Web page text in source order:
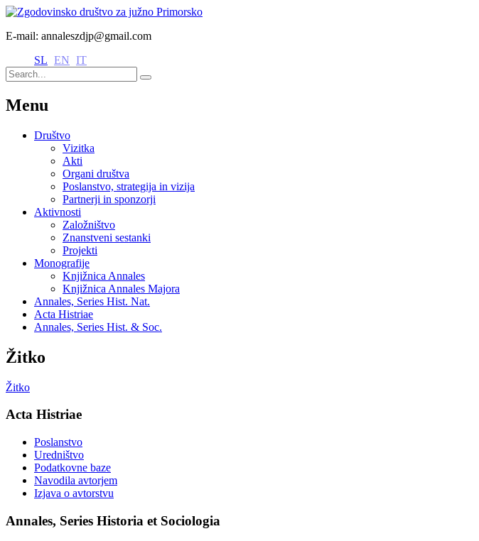
E-mail: annaleszdjp@gmail.com
SL EN IT
Menu
Društvo
Vizitka
Akti
Organi društva
Poslanstvo, strategija in vizija
Partnerji in sponzorji
Aktivnosti
Založništvo
Znanstveni sestanki
Projekti
Monografije
Knjižnica Annales
Knjižnica Annales Majora
Annales, Series Hist. Nat.
Acta Histriae
Annales, Series Hist. & Soc.
Žitko
Žitko
Acta Histriae
Poslanstvo
Uredništvo
Podatkovne baze
Navodila avtorjem
Izjava o avtorstvu
Annales, Series Historia et Sociologia